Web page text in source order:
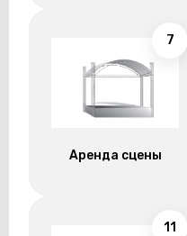
7
Аренда сцены
11